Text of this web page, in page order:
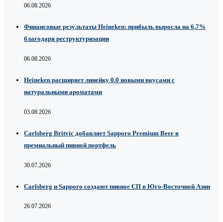
06.08.2026
Финансовые результаты Heineken: прибыль выросла на 6,7%
благодаря реструктуризации
06.08.2026
Heineken расширяет линейку 0.0 новыми вкусами с
натуральными ароматами
03.08.2026
Carlsberg Britvic добавляет Sapporo Premium Beer в
премиальный пивной портфель
30.07.2026
Carlsberg и Sapporo создают пивное СП в Юго-Восточной Азии
26.07.2026